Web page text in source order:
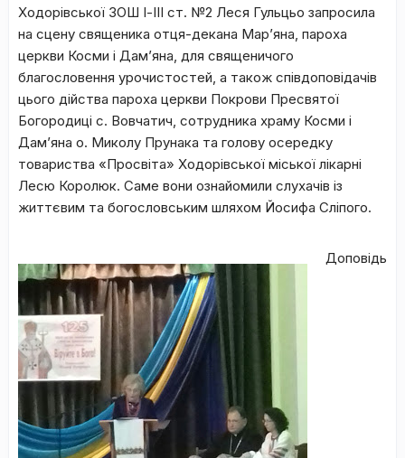
Ходорівської ЗОШ І-ІІІ ст. №2 Леся Гульцьо запросила
на сцену священика отця-декана Мар’яна, пароха
церкви Косми і Дам’яна, для священичого
благословення урочистостей, а також співдоповідачів
цього дійства пароха церкви Покрови Пресвятої
Богородиці с. Вовчатич, сотрудника храму Косми і
Дам’яна о. Миколу Прунака та голову осередку
товариства «Просвіта» Ходорівської міської лікарні
Лесю Королюк. Саме вони ознайомили слухачів із
життєвим та богословським шляхом Йосифа Сліпого.
Доповідь